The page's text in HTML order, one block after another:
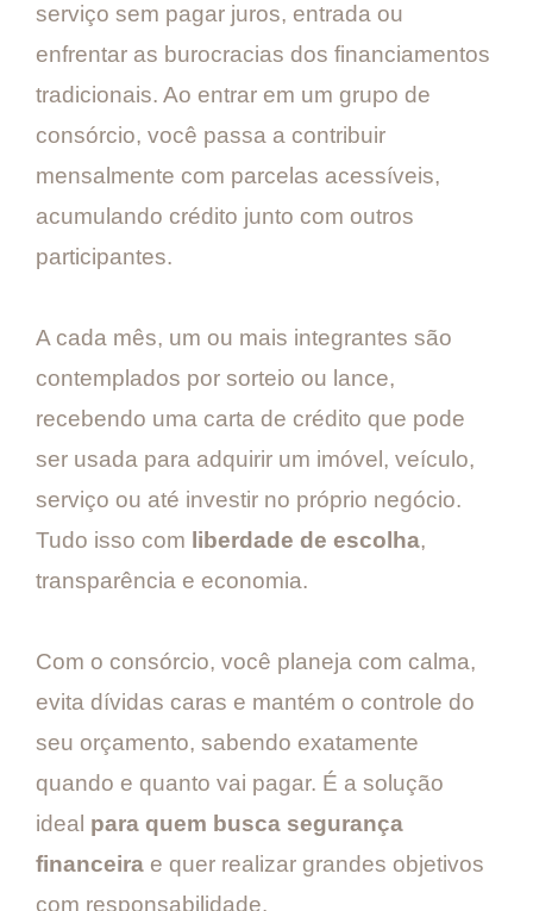
serviço sem pagar juros, entrada ou
enfrentar as burocracias dos financiamentos
tradicionais. Ao entrar em um grupo de
consórcio, você passa a contribuir
mensalmente com parcelas acessíveis,
acumulando crédito junto com outros
participantes.
A cada mês, um ou mais integrantes são
contemplados por sorteio ou lance,
recebendo uma carta de crédito que pode
ser usada para adquirir um imóvel, veículo,
serviço ou até investir no próprio negócio.
Tudo isso com liberdade de escolha,
transparência e economia.
Com o consórcio, você planeja com calma,
evita dívidas caras e mantém o controle do
seu orçamento, sabendo exatamente
quando e quanto vai pagar. É a solução
ideal para quem busca segurança
financeira e quer realizar grandes objetivos
com responsabilidade.